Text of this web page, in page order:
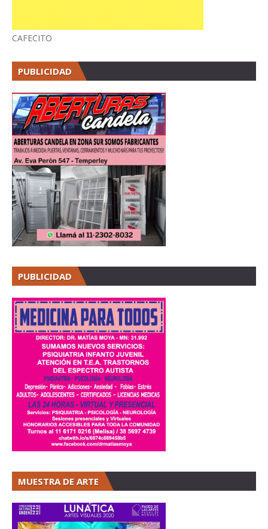
CAFECITO
PUBLICIDAD
PUBLICIDAD
MUESTRA DE ARTE